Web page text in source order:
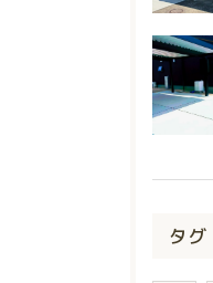
タグ